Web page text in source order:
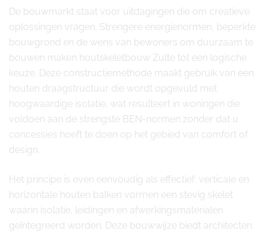
De bouwmarkt staat voor uitdagingen die om creatieve
oplossingen vragen. Strengere energienormen, beperkte
bouwgrond en de wens van bewoners om duurzaam te
bouwen maken houtskeletbouw Zulte tot een logische
keuze. Deze constructiemethode maakt gebruik van een
houten draagstructuur die wordt opgevuld met
hoogwaardige isolatie, wat resulteert in woningen die
voldoen aan de strengste BEN-normen zonder dat u
concessies hoeft te doen op het gebied van comfort of
design.
Het principe is even eenvoudig als effectief: verticale en
horizontale houten balken vormen een stevig skelet
waarin isolatie, leidingen en afwerkingsmaterialen
geïntegreerd worden. Deze bouwwijze biedt architecten